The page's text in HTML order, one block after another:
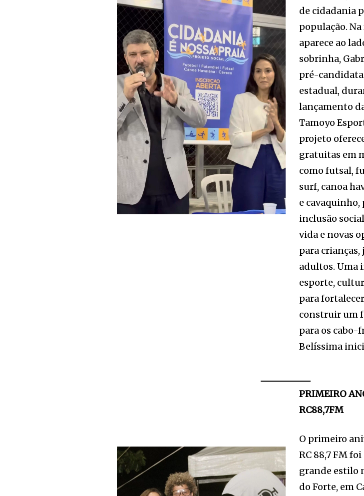
de cidadania
população.
aparece ao
sobrinha,
pré-
estadual,
lançamento
Tamoyo
projeto
gratuitas em
como futsal,
surf, canoa
e
inclusão
vida e novas
para crianças,
adultos. Uma
esporte,
para
construir um
para os cabo-
Belíssima
PRIMEIRO
RC88,7FM
O primeiro
RC 88,7 FM
grande estilo
do Forte, em